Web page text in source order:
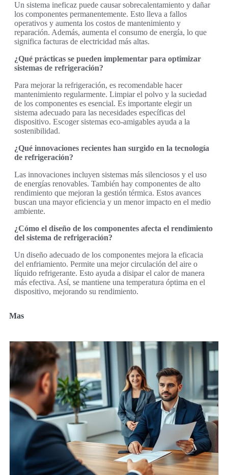
Un sistema ineficaz puede causar sobrecalentamiento y dañar
los componentes permanentemente. Esto lleva a fallos
operativos y aumenta los costos de mantenimiento y
reparación. Además, aumenta el consumo de energía, lo que
significa facturas de electricidad más altas.
¿Qué prácticas se pueden implementar para optimizar
sistemas de refrigeración?
Para mejorar la refrigeración, es recomendable hacer
mantenimiento regularmente. Limpiar el polvo y la suciedad
de los componentes es esencial. Es importante elegir un
sistema adecuado para las necesidades específicas del
dispositivo. Escoger sistemas eco-amigables ayuda a la
sostenibilidad.
¿Qué innovaciones recientes han surgido en la tecnología
de refrigeración?
Las innovaciones incluyen sistemas más silenciosos y el uso
de energías renovables. También hay componentes de alto
rendimiento que mejoran la gestión térmica. Estos avances
buscan una mayor eficiencia y un menor impacto en el medio
ambiente.
¿Cómo el diseño de los componentes afecta el rendimiento
del sistema de refrigeración?
Un diseño adecuado de los componentes mejora la eficacia
del enfriamiento. Permite una mejor circulación del aire o
líquido refrigerante. Esto ayuda a disipar el calor de manera
más efectiva. Así, se mantiene una temperatura óptima en el
dispositivo, mejorando su rendimiento.
Mas